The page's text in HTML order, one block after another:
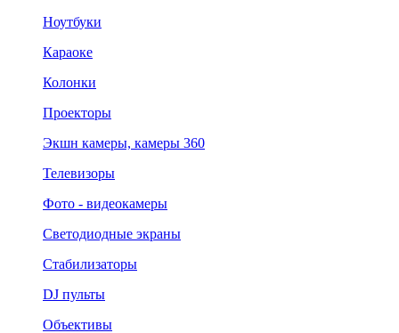
Ноутбуки
Караоке
Колонки
Проекторы
Экшн камеры, камеры 360
Телевизоры
Фото - видеокамеры
Светодиодные экраны
Стабилизаторы
DJ пульты
Объективы